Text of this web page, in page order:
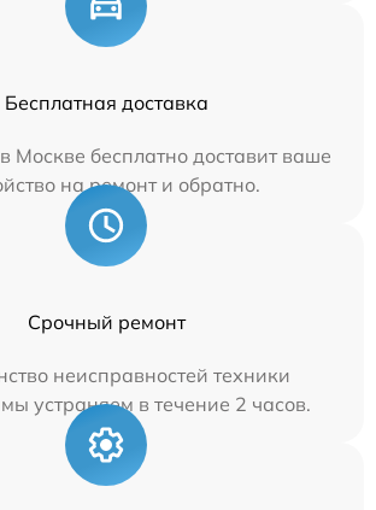
Бесплатная доставка
Москве бесплатно доставит ваше
на ремонт и обратно.
Срочный ремонт
неисправностей техники
устраняем в течение 2 часов.